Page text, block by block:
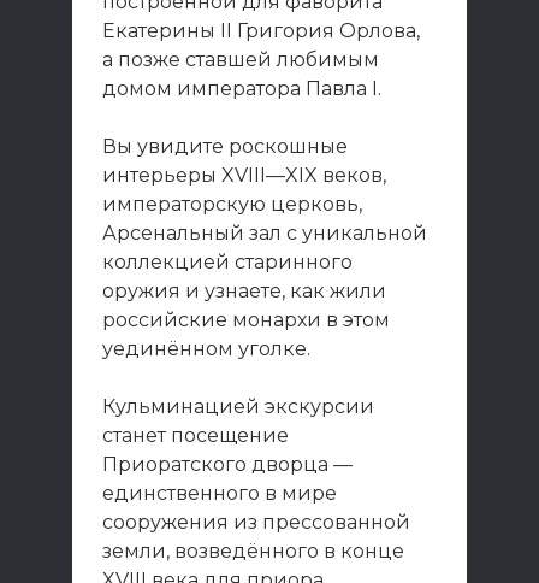
Екатерины II Григория Орлова,
а позже ставшей любимым
домом императора Павла I.
Вы увидите роскошные
интерьеры XVIII—XIX веков,
императорскую церковь,
Арсенальный зал с уникальной
коллекцией старинного
оружия и узнаете, как жили
российские монархи в этом
уединённом уголке.
Кульминацией экскурсии
станет посещение
Приоратского дворца —
единственного в мире
сооружения из прессованной
земли, возведённого в конце